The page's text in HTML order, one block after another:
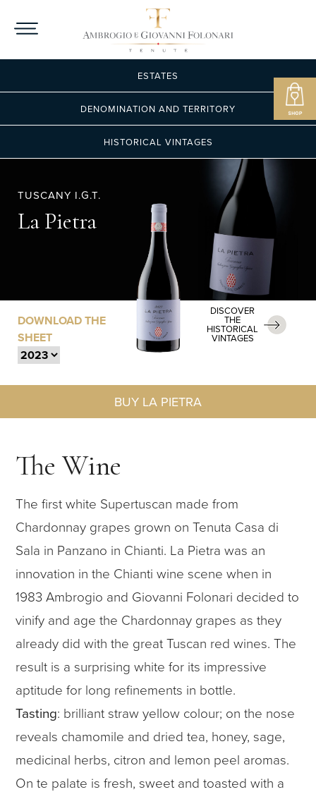
ESTATES
DENOMINATION AND TERRITORY
HISTORICAL VINTAGES
TUSCANY I.G.T.
La Pietra
DOWNLOAD THE
SHEET
DISCOVER
THE
HISTORICAL
VINTAGES
BUY LA PIETRA
The Wine
The first white Supertuscan made from
Chardonnay grapes grown on Tenuta Casa di
Sala in Panzano in Chianti. La Pietra was an
innovation in the Chianti wine scene when in
1983 Ambrogio and Giovanni Folonari decided to
vinify and age the Chardonnay grapes as they
already did with the great Tuscan red wines. The
result is a surprising white for its impressive
aptitude for long refinements in bottle.
Tasting: brilliant straw yellow colour; on the nose
reveals chamomile and dried tea, honey, sage,
medicinal herbs, citron and lemon peel aromas.
On te palate is fresh, sweet and toasted with a